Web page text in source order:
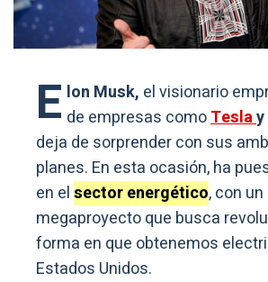
E lon Musk, el visionario
de empresas comoTesla
deja de sorprender con sus
planes. En esta ocasión, ha
en elsector energético, con un
megaproyecto que busca
forma en que obtenemos
Estados Unidos.